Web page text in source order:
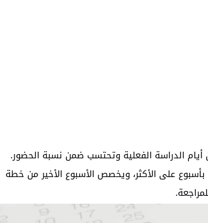
أيام الدراسة الفعلية وتحتسب ضمن نسبة الحضور.
بأسبوع على الأكثر، ويخصص الأسبوع الأخير من خطة